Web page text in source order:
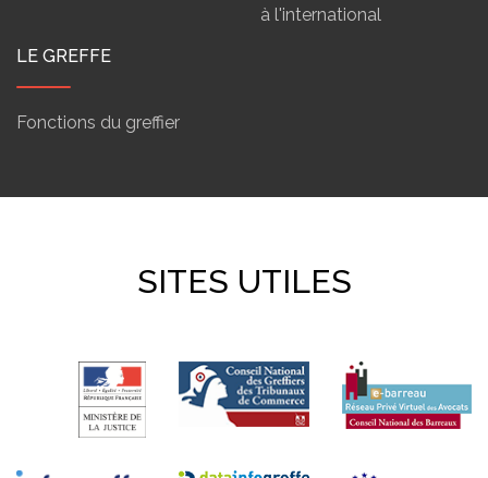
à l'international
LE GREFFE
Fonctions du greffier
SITES UTILES